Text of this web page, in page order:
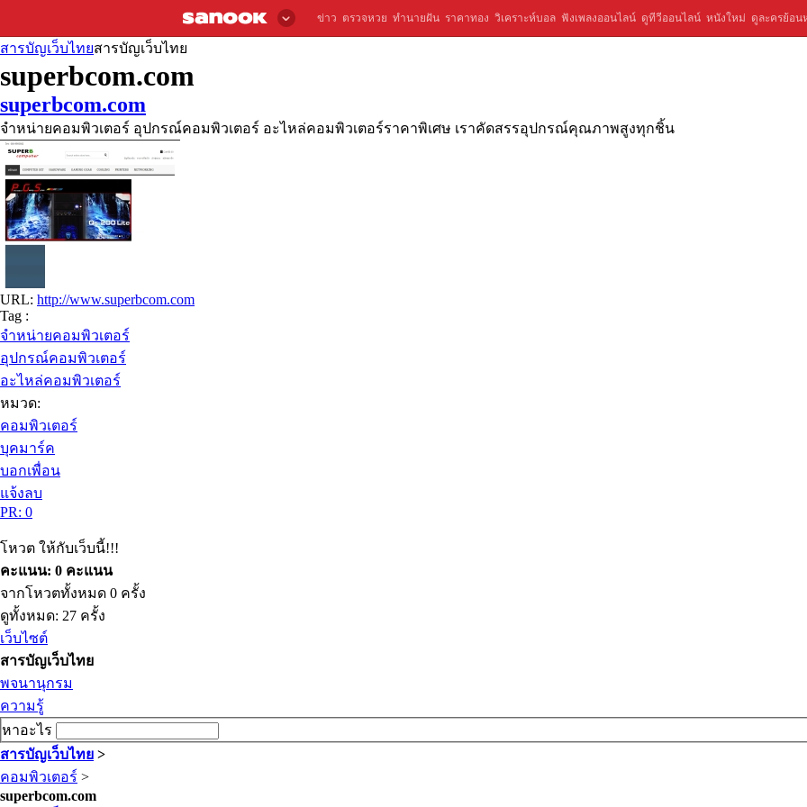
ข่าว ตรวจหวย ทำนายฝัน ราคาทอง วิเคราะห์บอล ฟังเพลงออนไลน์ ดูทีวีออนไลน์ หนังใหม่ ดูละครย้อน
สารบัญเว็บไทยสารบัญเว็บไทย
superbcom.com
superbcom.com
จำหน่ายคอมพิวเตอร์ อุปกรณ์คอมพิวเตอร์ อะไหล่คอมพิวเตอร์ราคาพิเศษ เราคัดสรรอุปกรณ์คุณภาพสูงทุกชิ้น
URL: http://www.superbcom.com
Tag :
จำหน่ายคอมพิวเตอร์
อุปกรณ์คอมพิวเตอร์
อะไหล่คอมพิวเตอร์
หมวด:
คอมพิวเตอร์
บุคมาร์ค
บอกเพื่อน
แจ้งลบ
PR: 0
โหวต ให้กับเว็บนี้!!!
คะแนน: 0 คะแนน
จากโหวตทั้งหมด 0 ครั้ง
ดูทั้งหมด: 27 ครั้ง
เว็บไซต์
สารบัญเว็บไทย
พจนานุกรม
ความรู้
หาอะไร
สารบัญเว็บไทย >
คอมพิวเตอร์ >
superbcom.com